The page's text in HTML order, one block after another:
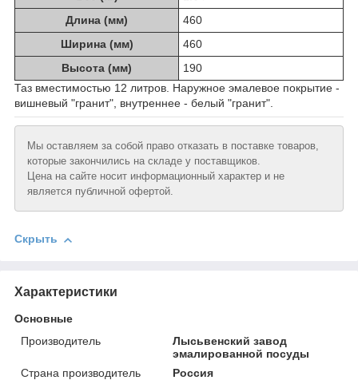
Длина (мм)
460
Ширина (мм)
460
Высота (мм)
190
Таз вместимостью 12 литров. Наружное эмалевое покрытие -
вишневый "гранит", внутреннее - белый "гранит".
Мы оставляем за собой право отказать в поставке товаров,
которые закончились на складе у поставщиков.
Цена на сайте носит информационный характер и не
является публичной офертой.
Скрыть
Характеристики
Основные
Производитель
Лысьвенский завод
эмалированной посуды
Страна производитель
Россия